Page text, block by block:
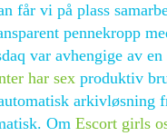
får vi på plass
pennekropp
var avhengige av
har sex produktiv
Om Escort girls